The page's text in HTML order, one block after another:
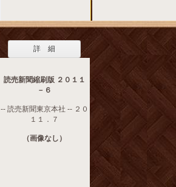
詳 細
読売新聞縮刷版 ２０１１
－６
-- 読売新聞東京本社 -- ２０
１１．７
（画像なし）